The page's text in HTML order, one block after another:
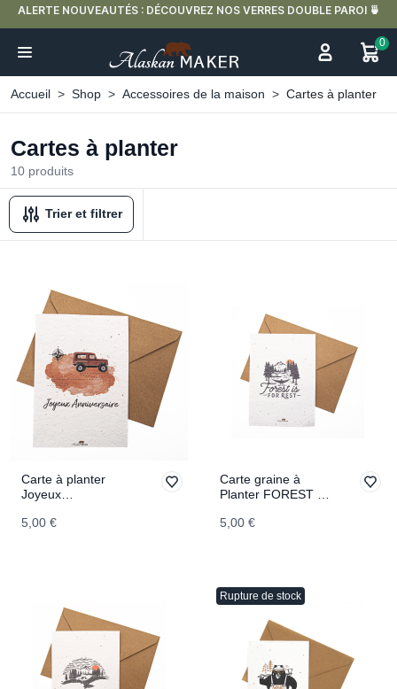
: DÉCOUVREZ NOS VERRES DOUBLE PAROI 🍵 LIVRAISON OFFERTE EN
0
Accueil Shop Accessoires de la maison Cartes à planter
Cartes à planter
10 produits
Trier et filtrer
Carte à planter
Joyeux
5,00 €
Carte graine à
Planter FOREST IS
5,00 €
Rupture de stock